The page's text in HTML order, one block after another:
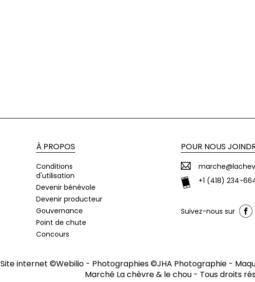
À PROPOS
Conditions
d'utilisation
Devenir bénévole
Devenir producteur
Gouvernance
Point de chute
Concours
POUR NOUS
+1 (418) 234-
Suivez-nous sur
Site internet ©Webilio- Photographies ©JHA Photographie-
Marché La chèvre & le chou- Tous droits